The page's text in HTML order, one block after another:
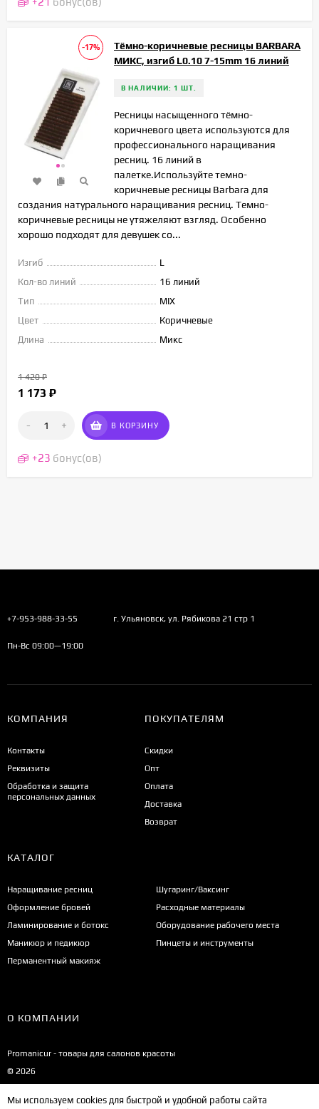
Мы используем cookies для быстрой и удобной работы сайта
-17%
Тёмно-коричневые ресницы BARBARA
МИКС, изгиб L0.10 7-15mm 16 линий
В НАЛИЧИИ: 1 ШТ.
Ресницы насыщенного тёмно-
коричневого цвета используются для
профессионального наращивания
ресниц. 16 линий в
палетке.Используйте темно-
коричневые ресницы Barbara для
создания натурального наращивания ресниц. Темно-
коричневые ресницы не утяжеляют взгляд. Особенно
хорошо подходят для девушек со...
Изгиб
L
Кол-во линий
16 линий
Тип
MIX
Цвет
Коричневые
Длина
Микс
1 420₽
1 173 ₽
- + В КОРЗИНУ
+23 бонус(ов)
+7-953-988-33-55 г. Ульяновск, ул. Рябикова 21 стр 1
Пн-Вс 09:00—19:00
КОМПАНИЯ
Контакты
Реквизиты
Обработка и защита
персональных данных
ПОКУПАТЕЛЯМ
Скидки
Опт
Оплата
Доставка
Возврат
КАТАЛОГ
Наращивание ресниц
Оформление бровей
Ламинирование и ботокс
Маникюр и педикюр
Перманентный макияж
Шугаринг/Ваксинг
Расходные материалы
Оборудование рабочего места
Пинцеты и инструменты
О КОМПАНИИ
Promanicur - товары для салонов красоты
© 2026